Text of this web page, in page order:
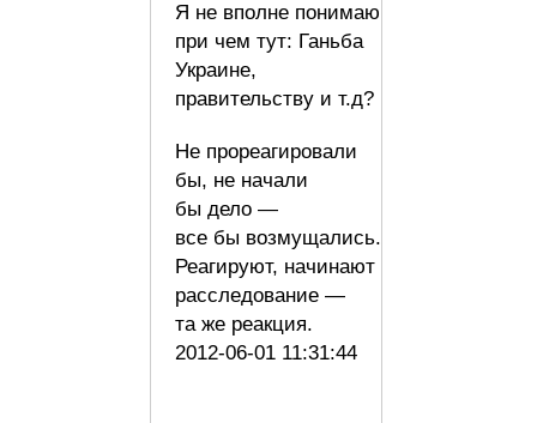
Я не вполне понимаю
при чем тут: Ганьба
Украине,
правительству и т.д?
Не прореагировали
бы, не начали
бы дело —
все бы возмущались.
Реагируют, начинают
расследование —
та же реакция.
2012-06-01 11:31:44